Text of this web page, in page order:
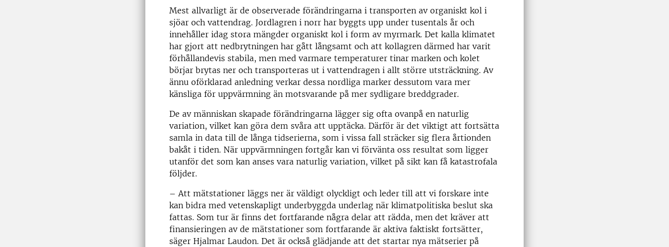
Mest allvarligt är de observerade förändringarna i transporten av organiskt kol i
sjöar och vattendrag. Jordlagren i norr har byggts upp under tusentals år och
innehåller idag stora mängder organiskt kol i form av myrmark. Det kalla klimatet
har gjort att nedbrytningen har gått långsamt och att kollagren därmed har varit
förhållandevis stabila, men med varmare temperaturer tinar marken och kolet
börjar brytas ner och transporteras ut i vattendragen i allt större utsträckning. Av
ännu oförklarad anledning verkar dessa nordliga marker dessutom vara mer
känsliga för uppvärmning än motsvarande på mer sydligare breddgrader.
De av människan skapade förändringarna lägger sig ofta ovanpå en naturlig
variation, vilket kan göra dem svåra att upptäcka. Därför är det viktigt att fortsätta
samla in data till de långa tidserierna, som i vissa fall sträcker sig flera årtionden
bakåt i tiden. När uppvärmningen fortgår kan vi förvänta oss resultat som ligger
utanför det som kan anses vara naturlig variation, vilket på sikt kan få katastrofala
följder.
– Att mätstationer läggs ner är väldigt olyckligt och leder till att vi forskare inte
kan bidra med vetenskapligt underbyggda underlag när klimatpolitiska beslut ska
fattas. Som tur är finns det fortfarande några delar att rädda, men det kräver att
finansieringen av de mätstationer som fortfarande är aktiva faktiskt fortsätter,
säger Hjalmar Laudon. Det är också glädjande att det startar nya mätserier på